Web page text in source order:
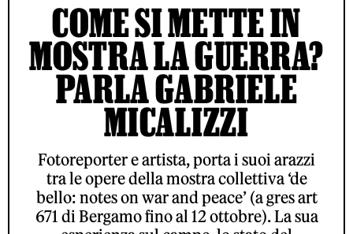
COME SI METTE IN
MOSTRA LA GUERRA?
PARLA GABRIELE
MICALIZZI
Fotoreporter e artista, porta i suoi arazzi
tra le opere della mostra collettiva ‘de
bello: notes on war and peace’ (a gres art
671 di Bergamo fino al 12 ottobre). La sua